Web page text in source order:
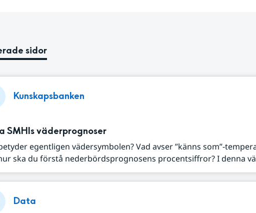
sidor
Kunskapsbanken
SMHIs väderprognoser
egentligen vädersymbolen? Vad avser ”känns som”-
ska du förstå nederbördsprognosens procentsiffror? I denna
Data